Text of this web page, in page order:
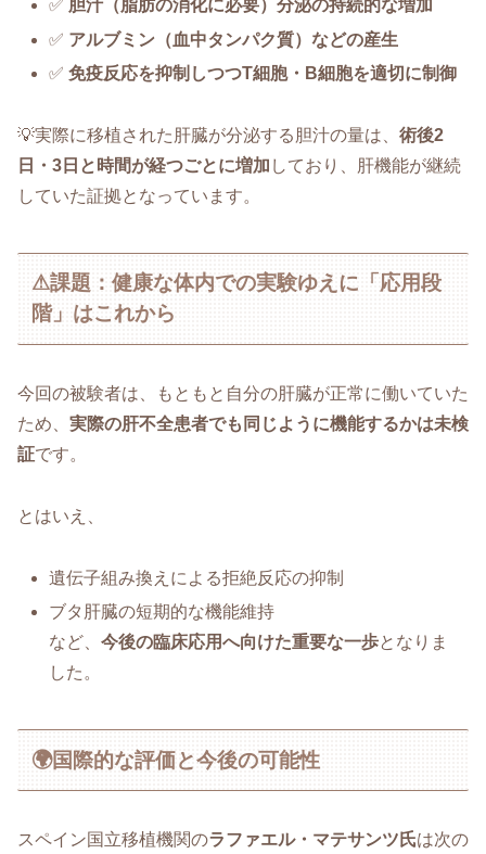
✅ 胆汁（脂肪の消化に必要）分泌の持続的な増加
✅ アルブミン（血中タンパク質）などの産生
✅免疫反応を抑制しつつT細胞・B細胞を適切に制御
💡実際に移植された肝臓が分泌する胆汁の量は、 術後2
日・3日と時間が経つごとに増加 しており、肝機能が継続
していた証拠となっています。
⚠課題：健康な体内での実験ゆえに「応用段
階」はこれから
今回の被験者は、もともと自分の肝臓が正常に働いていた
ため、 実際の肝不全患者でも同じように機能するかは未検
証です。
とはいえ、
遺伝子組み換えによる拒絶反応の抑制
ブタ肝臓の短期的な機能維持
など、今後の臨床応用へ向けた重要な一歩となりま
した。
🌍国際的な評価と今後の可能性
スペイン国立移植機関のラファエル・マテサンツ氏は次の